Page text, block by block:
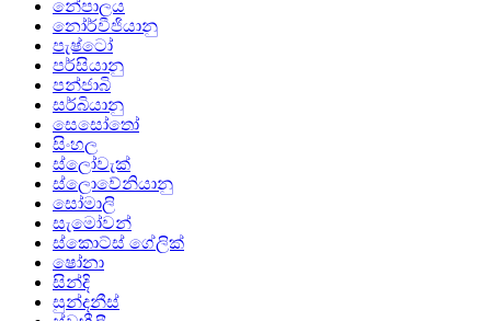
නේපාලය
නෝර්වීජියානු
පැෂ්ටෝ
පර්සියානු
පන්ජාබි
සර්බියානු
සෙසෝතෝ
සිංහල
ස්ලෝවැක්
ස්ලොවේනියානු
සෝමාලි
සැමෝවන්
ස්කොට්ස් ගේලික්
ෂෝනා
සින්දි
සුන්දනීස්